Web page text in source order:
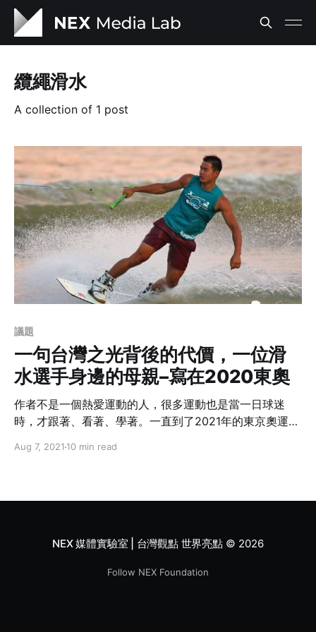
纜繩滑水
A collection of 1 post
議題
一句台灣之光背後的代價，一位滑
水選手身邊的母親–寫在2020東奧
作者不是一個熱愛運動的人，很多運動也是當一日球迷
時，才跟著、看著、學著。一直到了2021年的東京奧運
潮；畢竟這是這一年多來除了疫苗、疫情之外，最大篇幅
Aug 7, 2021 10 min read
NEX 媒體實驗室 | 台灣觀點 世界亮點© 2026
Follow NEX Foundation